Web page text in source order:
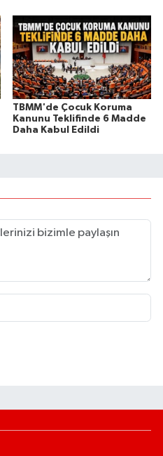
TBMM'de Çocuk Koruma
Kanunu Teklifinde 6 Madde
Daha Kabul Edildi